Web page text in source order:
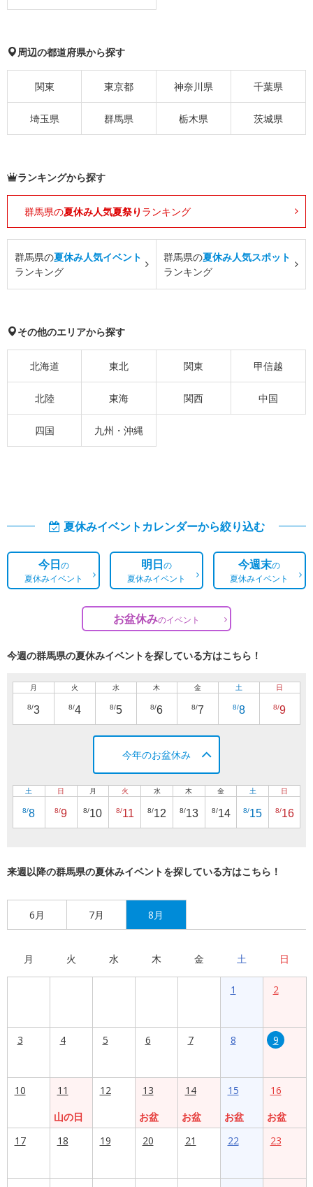
周辺の都道府県から探す
関東 東京都 神奈川県 千葉県
埼玉県 群馬県 栃木県 茨城県
ランキングから探す
群馬県の夏休み人気夏祭り ランキング
群馬県の夏休み人気イベント
ランキング
群馬県の夏休み人気スポット
ランキング
その他のエリアから探す
北海道 東北 関東 甲信越
北陸 東海 関西 中国
四国 九州・沖縄
夏休みイベントカレンダーから絞り込む
今日の
夏休みイベント
明日の
夏休みイベント
今週末の
夏休みイベント
お盆休みのイベント
今週の群馬県の夏休みイベントを探している方はこちら！
月
8/3
火
8/4
水
8/5
木
8/6
金
8/7
土
8/8
日
8/9
今年のお盆休み
土
8/8
日
8/9
月
8/10
火
8/11
水
8/12
木
8/13
金
8/14
土
8/15
日
8/16
来週以降の群馬県の夏休みイベントを探している方はこちら！
6月 7月 8月
月 火 水 木 金 土 日
1 2
3 4 5 6 7 8 9
10
11
山の日
12
13
お盆
14
お盆
15
お盆
16
お盆
17
18 19 20 21 22 23